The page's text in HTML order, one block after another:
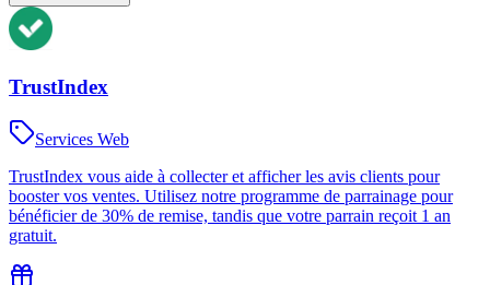
TrustIndex
Services Web
TrustIndex vous aide à collecter et afficher les avis clients pour
booster vos ventes. Utilisez notre programme de parrainage pour
bénéficier de 30% de remise, tandis que votre parrain reçoit 1 an
gratuit.